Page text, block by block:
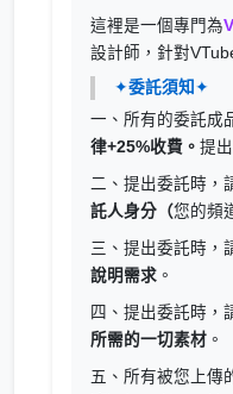
這裡是一個專門為
設計師，針對
✦委託須知 ✦
一、所有的委託成
律+25%收費。 提
二、提出委託時，
託人身分（您的頻
三、提出委託時，
說明需求 。
四、提出委託時，
所需的一切素材 。
五、所有被您上傳